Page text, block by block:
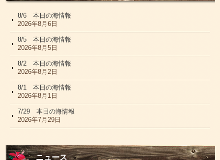
8/6 本日の海情報
2026年8月6日
8/5 本日の海情報
2026年8月5日
8/2 本日の海情報
2026年8月2日
8/1 本日の海情報
2026年8月1日
7/29 本日の海情報
2026年7月29日
ニュース